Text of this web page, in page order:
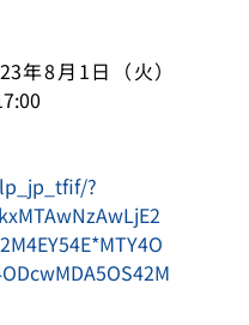
年8月1日（火）
?